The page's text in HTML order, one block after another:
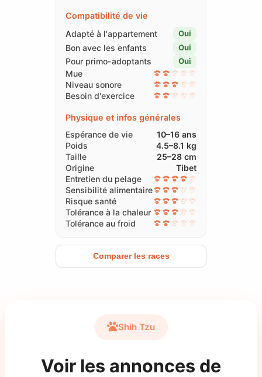
Compatibilité de vie
Adapté à l'appartement
Oui
Bon avec les enfants Oui
Pour primo-adoptants Oui
Mue
Niveau sonore
Besoin d'exercice
Physique et infos générales
Espérance de vie
10–16 ans
Poids
4.5–8.1 kg
Taille
25–28 cm
Origine
Tibet
Entretien du pelage
Sensibilité alimentaire
Risque santé
Tolérance à la chaleur
Tolérance au froid
Comparer les races
Shih Tzu
Voir les annonces de